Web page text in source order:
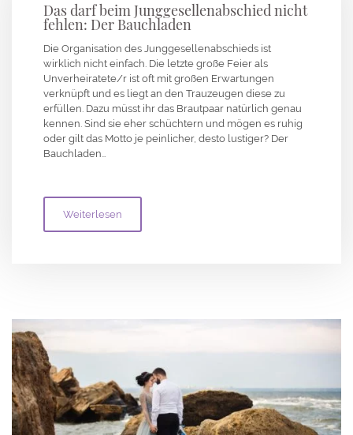
Das darf beim Junggesellenabschied nicht
fehlen: Der Bauchladen
Die Organisation des Junggesellenabschieds ist
wirklich nicht einfach. Die letzte große Feier als
Unverheiratete/r ist oft mit großen Erwartungen
verknüpft und es liegt an den Trauzeugen diese zu
erfüllen. Dazu müsst ihr das Brautpaar natürlich genau
kennen. Sind sie eher schüchtern und mögen es ruhig
oder gilt das Motto je peinlicher, desto lustiger? Der
Bauchladen…
Weiterlesen